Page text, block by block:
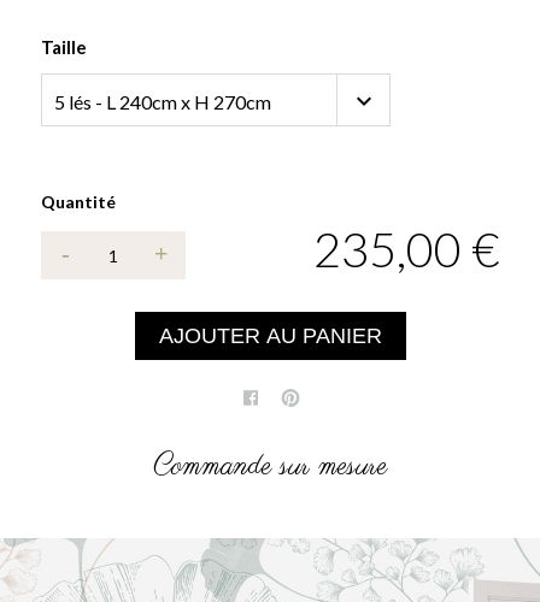
Taille
Quantité
235,00 €
AJOUTER AU PANIER
Commande sur mesure